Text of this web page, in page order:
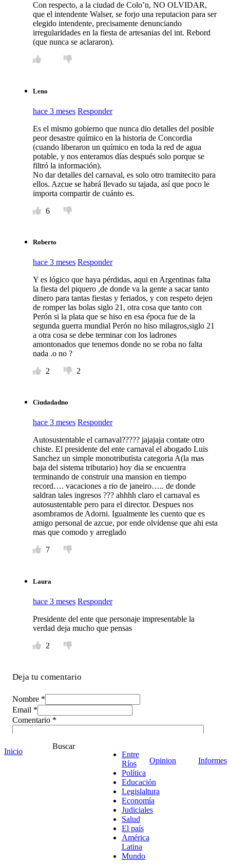
Con respecto, a la ciudad de Colo’n, NO OLVIDAR,
que el intendente Walser, se forjo una reputacion para ser
elegido intendente, precisamente denunciando
irregularidades en la fiesta de artesanias del int. Rebord
(que nunca se aclararon).
Leno
hace 3 meses Responder
Es el mismo gobierno que nunca dio detalles del posible
peor desastre químico en la historia de Concordia
(cuando liberaron un químico en toda la red de agua
potable, y nos enteramos días después solo porque se
filtró la información).
No dar detalles del carnaval, es solo otro tramitecito para
ellos. Azcue se habrá llevado su tajada, así que poco le
importa compartir de cuánto es.
6
Roberto
hace 3 meses Responder
Y es lógico que haya pérdidas, aqui en Argentinas falta
la fiesta del piquero ,de donde va la gente a sacar tanto
dinero para tantas fiestas y feriados, y con respeto dejen
de romper las bolas siglo 21, otra cosa que tanto con
Perón si la plata que se hiso en esa época fue de la
segunda guerra mundial Perón no hiso milagros,siglo 21
a otra cosa se debe terminar con los ladrones
amontonados que tenemos donde no se roba no falta
nada .o no ?
2
2
Ciudadadno
hace 3 meses Responder
Autosustentable el carnaval????? jajajaja contate otro
chiste. El presidente del ente carnaval el abogado Luis
Sanchez un simple monotributista categoria A(la mas
baja del sistema tributario) hoy dia se encuentra
terminando de construir una mansion en tiempo
record…. vacaciones a rio de janeiro….. de donde
saldran tales ingresos ??? ahhhh claro el carnaval es
autosustentable pero para el director. Despues nos
asombramos de Adorni. Igualmente les cuento que es
amigo personal de azcue, por ende olvidense que ahi esta
mas que comodo y arreglado
7
Laura
hace 3 meses Responder
Presidente del ente que personaje impresentable la
verdad deja mucho que pensas
2
Deja tu comentario
Nombre *
Email *
Comentario *
Inicio
Buscar
Entre
Ríos
Política
Educación
Legislaltura
Economía
Judiciales
Salud
El país
América
Latina
Mundo
Opinion Informes